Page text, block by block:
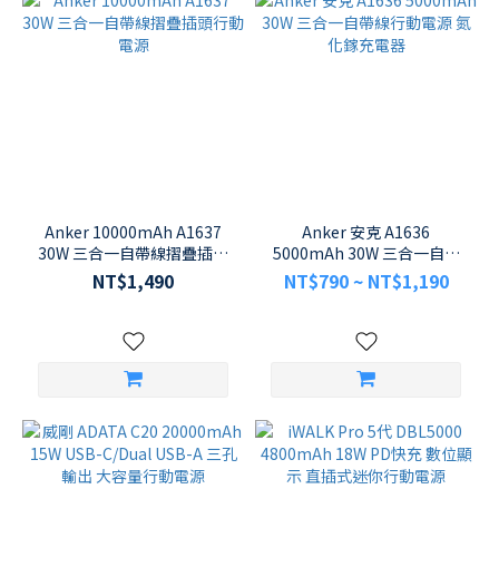
Anker 10000mAh A1637
30W 三合一自帶線摺疊插頭
行動電源
NT$1,490
Anker 安克 A1636
5000mAh 30W 三合一自帶
線行動電源 氮化鎵充電器
NT$790 ~ NT$1,190